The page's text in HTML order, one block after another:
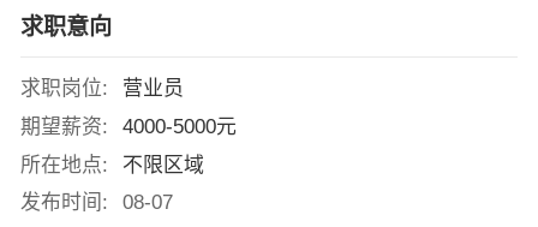
求职意向
求职岗位:
营业员
期望薪资:
4000-5000元
所在地点:
不限区域
发布时间:
08-07